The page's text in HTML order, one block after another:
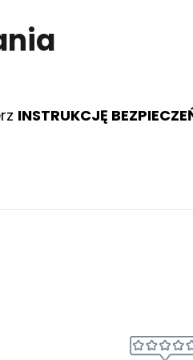
INSTRUKCJĘ